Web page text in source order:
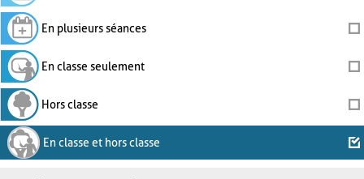
En plusieurs séances
En classe seulement
Hors classe
En classe et hors classe